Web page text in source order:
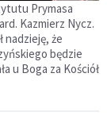
Prymasa
Kazmierz Nycz.
nadzieję, że
będzie
u Boga za Kościół